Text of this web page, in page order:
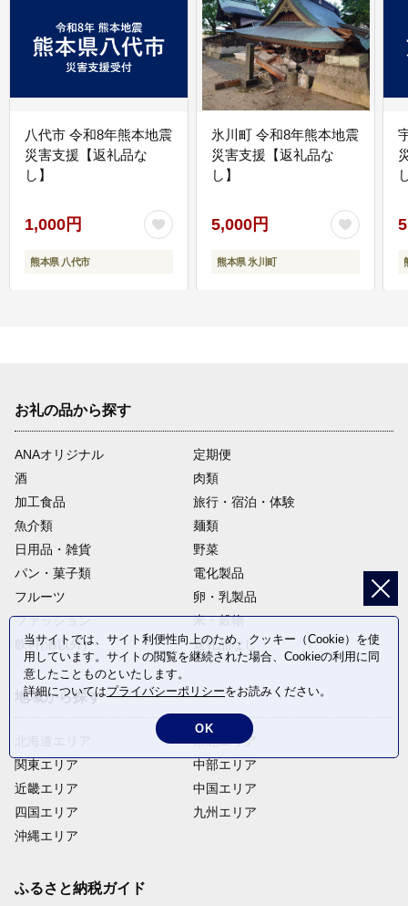
八代市 令和8年熊本地震
災害支援【返礼品な
し】
1,000円
熊本県 八代市
氷川町 令和8年熊本地震
災害支援【返礼品な
し】
5,000円
熊本県 氷川町
お礼の品から探す
ANAオリジナル
定期便
酒
肉類
加工食品
旅行・宿泊・体験
魚介類
麺類
日用品・雑貨
野菜
パン・菓子類
電化製品
フルーツ
卵・乳製品
ファッション
米・穀物
飲料(酒以外)
返礼品なし
地域から探す
関東エリア
近畿エリア
四国エリア
沖縄エリア
東北エリア
中部エリア
中国エリア
九州エリア
ふるさと納税ガイド
当サイトでは、サイト利便性向上のため、クッキー（Cookie）を使
用しています。サイトの閲覧を継続された場合、Cookieの利用に同
意したことものといたします。
詳細についてはプライバシーポリシーをお読みください。
OK